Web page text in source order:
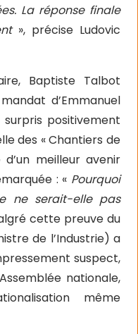
La réponse finale
», précise Ludovic
Baptiste Talbot
d’Emmanuel
positivement
des « Chantiers de
d’un meilleur avenir
: « Pourquoi
ne serait-elle pas
cette preuve du
de l’Industrie) a
suspect,
nationale,
même